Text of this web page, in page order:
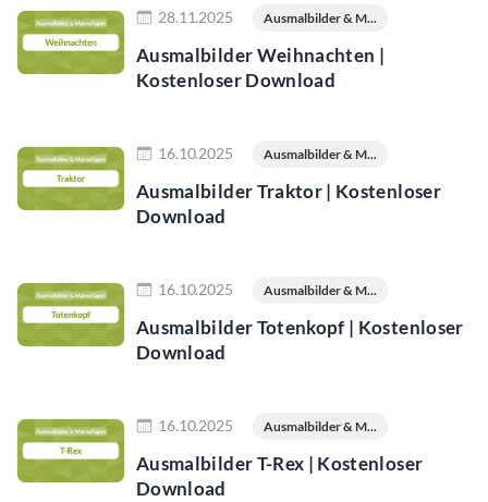
28.11.2025 Ausmalbilder & M...
Ausmalbilder Weihnachten |
Kostenloser Download
16.10.2025 Ausmalbilder & M...
Ausmalbilder Traktor | Kostenloser
Download
16.10.2025 Ausmalbilder & M...
Ausmalbilder Totenkopf | Kostenloser
Download
16.10.2025 Ausmalbilder & M...
Ausmalbilder T-Rex | Kostenloser
Download